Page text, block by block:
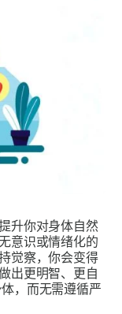
升你对身体自然
意识或情绪化的
觉察，你会变得
出更明智、更自
，而无需遵循严